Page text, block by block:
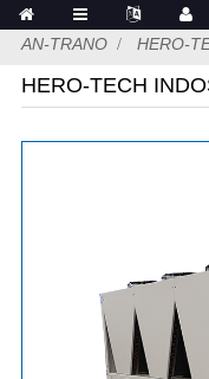
AN-TRANO HERO-
HERO-TECH